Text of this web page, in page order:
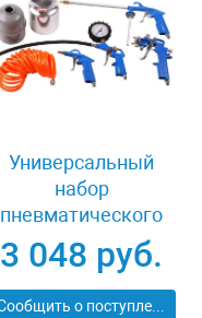
Универсальный
набор
пневматического
инструмента 5
предметов Зубр
06458-H5
3 048 руб.
Сообщить о поступлении